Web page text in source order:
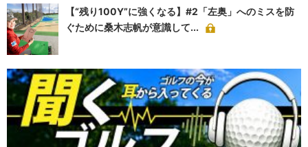
【“残り100Y”に強くなる】#2「左奥」へのミスを防
ぐために桑木志帆が意識して...